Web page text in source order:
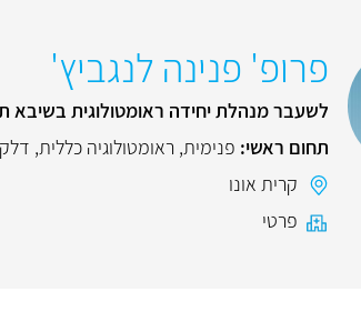
פרופ' פנינה לנגביץ'
לשעבר מנהלת יחידה ראומטולוגית בשיבא
תחום ראשי: פנימית, ראומטולוגיה כללית,
קרית אונו
פרטי